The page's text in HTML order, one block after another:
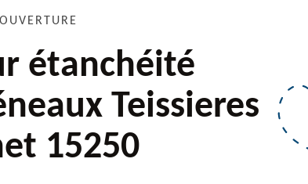
étanchéité
Teissieres
15250